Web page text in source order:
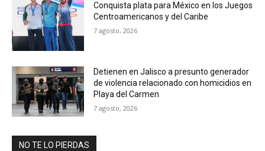
Conquista plata para México en los Juegos
Centroamericanos y del Caribe
7 agosto, 2026
Detienen en Jalisco a presunto generador
de violencia relacionado con homicidios en
Playa del Carmen
7 agosto, 2026
NO TE LO PIERDAS